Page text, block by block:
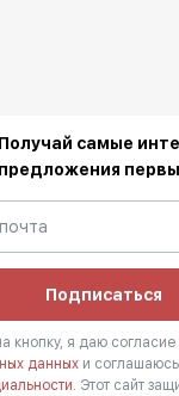
Получай самые
предложения
Подписаться
кнопку, я даю согласие
данных и
Этот сайт